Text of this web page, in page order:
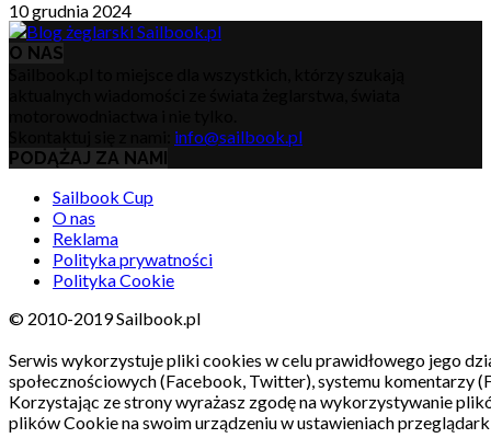
10 grudnia 2024
O NAS
info@sailbook.pl
PODĄŻAJ ZA NAMI
Sailbook Cup
O nas
Reklama
Polityka prywatności
Polityka Cookie
© 2010-2019 Sailbook.pl
Serwis wykorzystuje pliki cookies w celu prawidłowego jego
społecznościowych (Facebook, Twitter), systemu komentarzy
Korzystając ze strony wyrażasz zgodę na wykorzystywanie
plików Cookie na swoim urządzeniu w ustawieniach